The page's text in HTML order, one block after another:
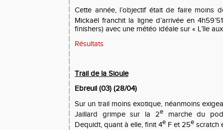
Cette année, l’objectif était de faire moins
Mickaël franchit la ligne d’arrivée en
finishers) avec une météo idéale sur « L’île
Résultats
Trail de la Sioule
Ebreuil (03) (28/04)
Sur un trail moins exotique, néanmoins
Jaillard grimpe sur la 2emarche du
Dequidt, quant à elle, finit 4e F et 25e scratch